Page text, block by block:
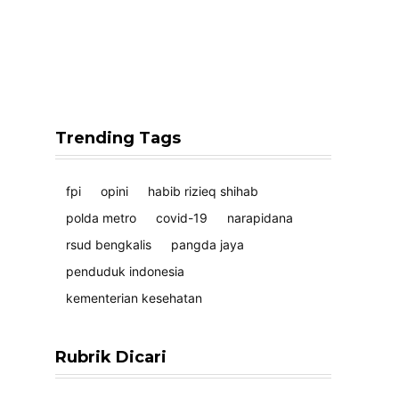
Trending Tags
fpi opini
habib rizieq shihab
polda metro
covid-19
narapidana
rsud bengkalis
pangda jaya
penduduk indonesia
kementerian kesehatan
Rubrik Dicari